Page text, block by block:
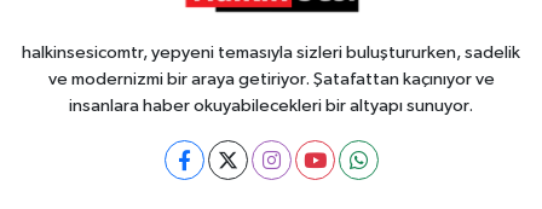
halkinsesicomtr, yepyeni temasıyla sizleri buluştururken, sadelik
ve modernizmi bir araya getiriyor. Şatafattan kaçınıyor ve
insanlara haber okuyabilecekleri bir altyapı sunuyor.